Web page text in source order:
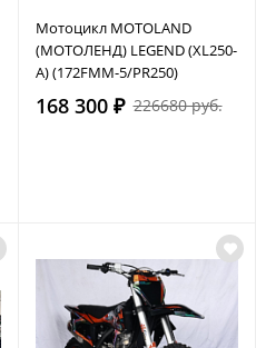
Мотоцикл MOTOLAND
(МОТОЛЕНД) LEGEND (XL250-
A) (172FMM-5/PR250)
168 300 ₽ 226680 руб.